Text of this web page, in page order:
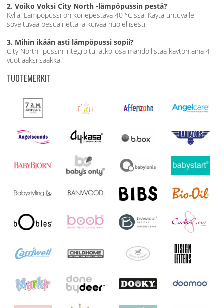
2. Voiko Voksi City North -lämpöpussin pestä?
Kyllä. Lämpöpussi on konepestävä 40 °C:ssa. Käytä untuvalle
soveltuvaa pesuainetta ja kuivaa huolellisesti.
3. Mihin ikään asti lämpöpussi sopii?
City North -pussin integroitu jatko-osa mahdollistaa käytön aina 4-
vuotiaaksi saakka.
TUOTEMERKIT